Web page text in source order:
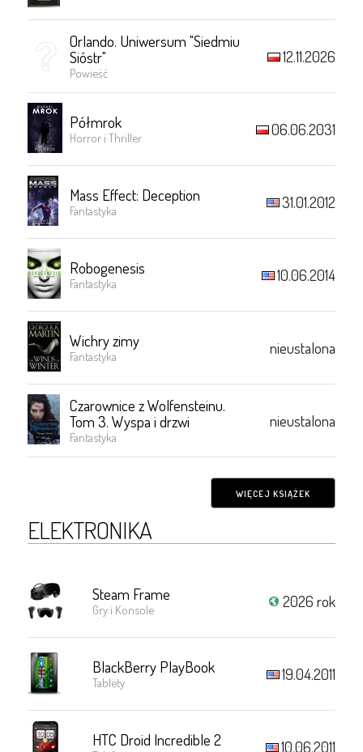
Orlando. Uniwersum "Siedmiu
Sióstr"
Powieść
12.11.2026
Półmrok
Horror i Thriller 06.06.2031
Mass Effect: Deception
Fantastyka 31.01.2012
Robogenesis
Fantastyka 10.06.2014
Wichry zimy
Fantastyka nieustalona
Czarownice z Wolfensteinu.
Tom 3. Wyspa i drzwi
Fantastyka
nieustalona
WIĘCEJ KSIĄŻEK
ELEKTRONIKA
Steam Frame
Gry i Konsole 2026 rok
BlackBerry PlayBook
Tablety 19.04.2011
HTC Droid Incredible 2 10.06.2011